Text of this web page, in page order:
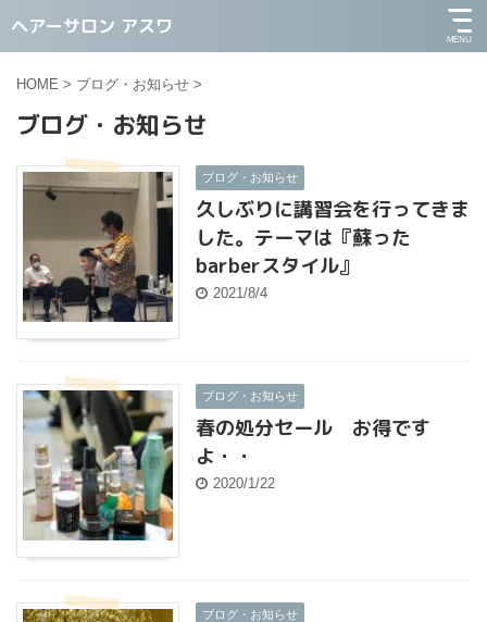
ヘアーサロン アスワ
HOME > ブログ・お知らせ >
ブログ・お知らせ
ブログ・お知らせ
久しぶりに講習会を行ってきま
した。テーマは『蘇った
barberスタイル』
2021/8/4
ブログ・お知らせ
春の処分セール お得です
よ・・
2020/1/22
ブログ・お知らせ